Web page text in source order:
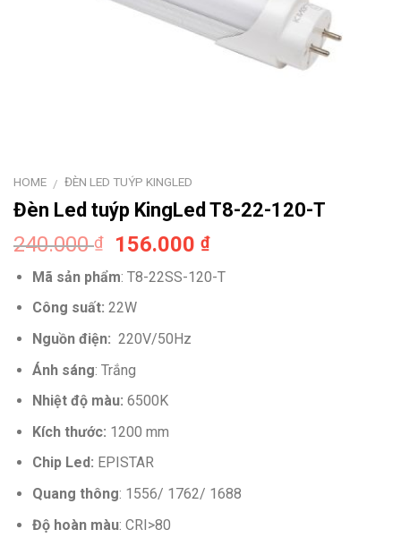
HOME / ĐÈN LED TUÝP KINGLED
Đèn Led tuýp KingLed T8-22-120-T
240.000₫
Original
price
was:
240.000 ₫.
156.000₫Current
price
is:
Mã sản phẩm: T8-22SS-120-T
Công suất: 22W
Nguồn điện: 220V/50Hz
Ánh sáng: Trắng
Nhiệt độ màu: 6500K
Kích thước: 1200 mm
Chip Led: EPISTAR
Quang thông: 1556/ 1762/ 1688
Độ hoàn màu: CRI>80